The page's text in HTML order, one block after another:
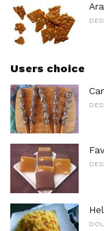
Users choice